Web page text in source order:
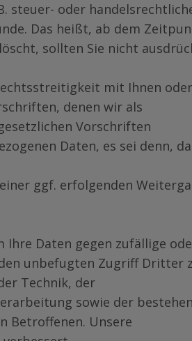
steuer- oder
Das heißt, ab dem
sollten Sie nicht
mit Ihnen
denen wir als
Vorschriften
Daten, es sei denn,
ggf. erfolgenden
Ihre Daten gegen zufällige
unbefugten Zugriff Dritter
Technik, der
sowie der
Betroffenen. Unsere